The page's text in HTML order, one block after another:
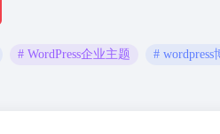
# WordPress企业主题 # wordpress